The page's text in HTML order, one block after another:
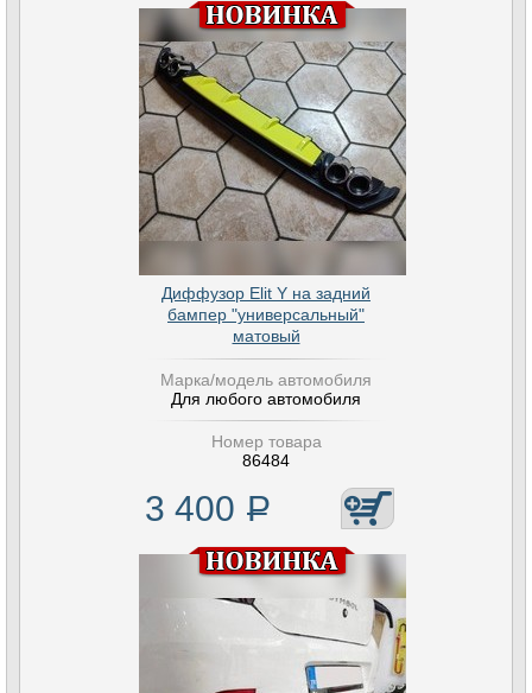
Диффузор Elit Y на задний
бампер "универсальный"
матовый
Марка/модель автомобиля
Для любого автомобиля
Номер товара
86484
3 400 Р